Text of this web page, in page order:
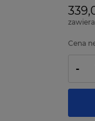
Cena
-